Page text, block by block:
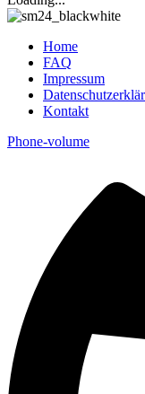
Home
FAQ
Impressum
Kontakt
Phone-volume